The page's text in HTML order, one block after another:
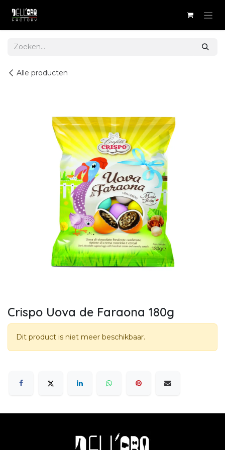
Alle producten
Crispo Uova de Faraona 180g
Dit product is niet meer beschikbaar.